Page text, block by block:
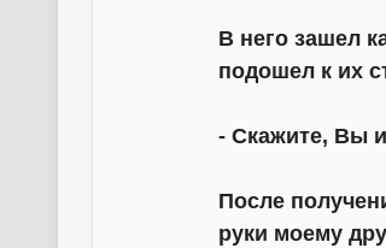
В него зашел
подошел к их
- Скажите, Вы
После
руки моему